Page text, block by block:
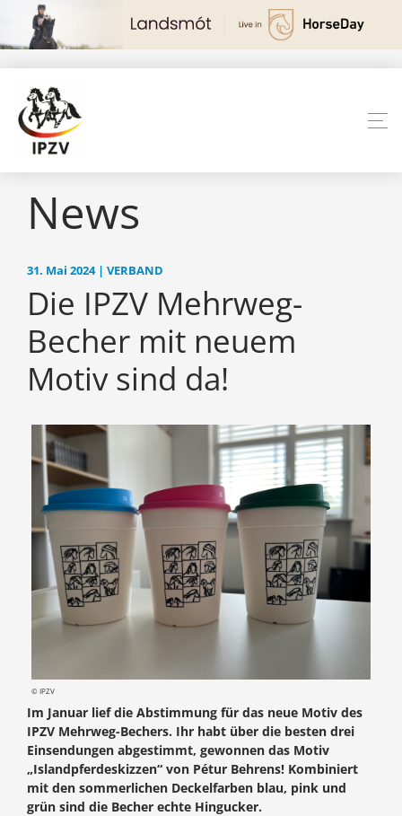
News
31. Mai 2024 | VERBAND
Die IPZV Mehrweg-
Becher mit neuem
Motiv sind da!
© IPZV
Im Januar lief die Abstimmung für das neue Motiv des
IPZV Mehrweg-Bechers. Ihr habt über die besten drei
Einsendungen abgestimmt, gewonnen das Motiv
„Islandpferdeskizzen“ von Pétur Behrens! Kombiniert
mit den sommerlichen Deckelfarben blau, pink und
grün sind die Becher echte Hingucker.